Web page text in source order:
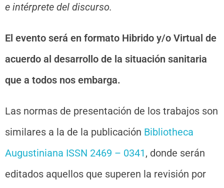
e intérprete del discurso.
El evento será en formato Hibrido y/o Virtual de
acuerdo al desarrollo de la situación sanitaria
que a todos nos embarga.
Las normas de presentación de los trabajos son
similares a la de la publicación Bibliotheca
Augustiniana ISSN 2469 – 0341, donde serán
editados aquellos que superen la revisión por